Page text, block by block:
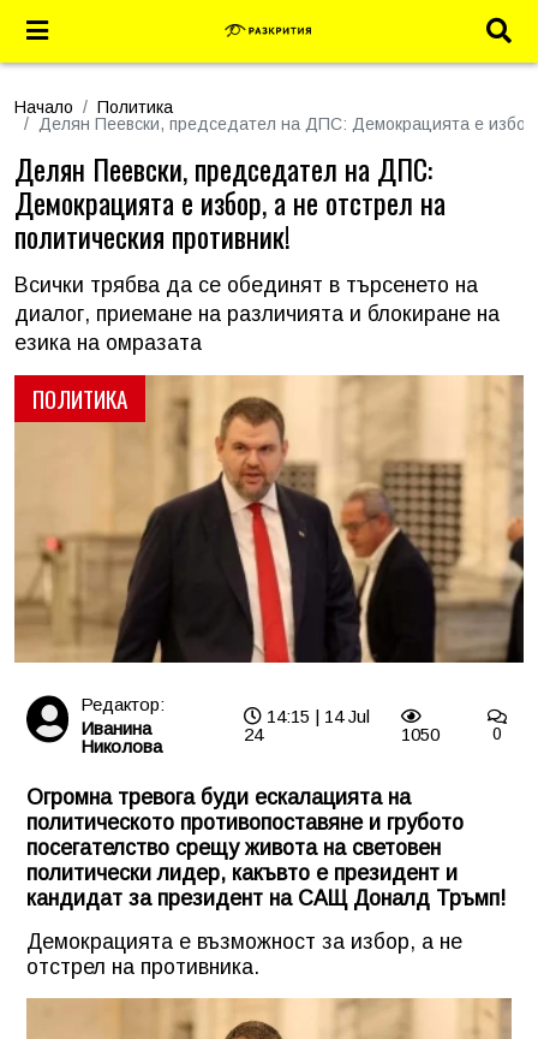
Начало
Политика
Делян Пеевски, председател на ДПС: Демокрацията е избор,
ПОЛИТИКА
Делян Пеевски, председател на ДПС:
Демокрацията е избор, а не отстрел на
политическия противник!
Всички трябва да се обединят в търсенето на
диалог, приемане на различията и блокиране на
езика на омразата
Редактор:
Иванина
Николова
14:15 | 14 Jul
24
1050 0
Огромна тревога буди ескалацията на
политическото противопоставяне и грубото
посегателство срещу живота на световен
политически лидер, какъвто е президент и
кандидат за президент на САЩ Доналд Тръмп!
Демокрацията е възможност за избор, а не
отстрел на противника.